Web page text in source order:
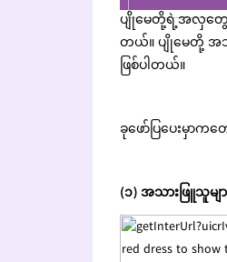
ပျိုမေတို့ရဲ့အလှတွေ
တယ်။ ပျိုမေတို့ အသ
ဖြစ်ပါတယ်။
ခုဖော်ပြပေးမှာ
(၁) အသားဖြူသူမျ